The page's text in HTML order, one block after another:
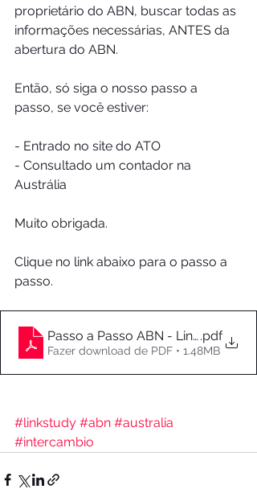
proprietário do ABN, buscar todas as
informações necessárias, ANTES da
abertura do ABN.
Então, só siga o nosso passo a
passo, se você estiver:
- Entrado no site do ATO
- Consultado um contador na
Austrália
Muito obrigada.
Clique no link abaixo para o passo a
passo.
Passo a Passo ABN - Link Study
.pdf
Fazer download de PDF • 1.48MB
#linkstudy #abn #australia
#intercambio